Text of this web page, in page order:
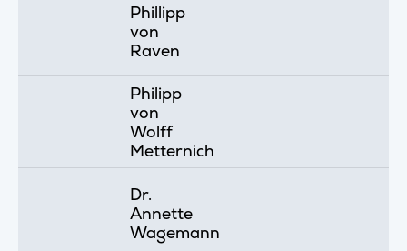
Phillipp
von
Raven
Philipp
von
Wolff
Metternich
Dr.
Annette
Wagemann